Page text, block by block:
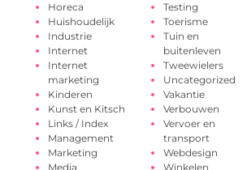
Horeca
Huishoudelijk
Industrie
Internet
Internet
marketing
Kinderen
Kunst en Kitsch
Links / Index
Management
Marketing
Media
Testing
Toerisme
Tuin en
buitenleven
Tweewielers
Uncategorized
Vakantie
Verbouwen
Vervoer en
transport
Webdesign
Winkelen